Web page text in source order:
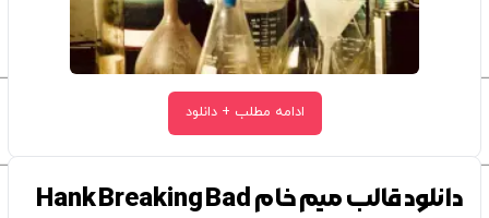
ادامه مطلب + دانلود
دانلود قالب میم خام Hank Breaking Bad